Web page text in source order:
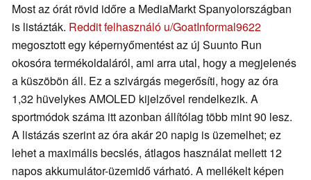
Most az órát rövid időre a MediaMarkt Spanyolországban
is listázták. Reddit felhasználó u/GoatInformal9622
megosztott egy képernyőmentést az új Suunto Run
okosóra termékoldaláról, ami arra utal, hogy a megjelenés
a küszöbön áll. Ez a szivárgás megerősíti, hogy az óra
1,32 hüvelykes AMOLED kijelzővel rendelkezik. A
sportmódok száma itt azonban állítólag több mint 90 lesz.
A listázás szerint az óra akár 20 napig is üzemelhet; ez
lehet a maximális becslés, átlagos használat mellett 12
napos akkumulátor-üzemidő várható. A mellékelt képen